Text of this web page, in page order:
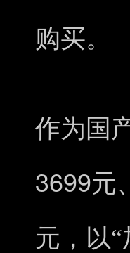
购买。
作为国
3699元、
元，以